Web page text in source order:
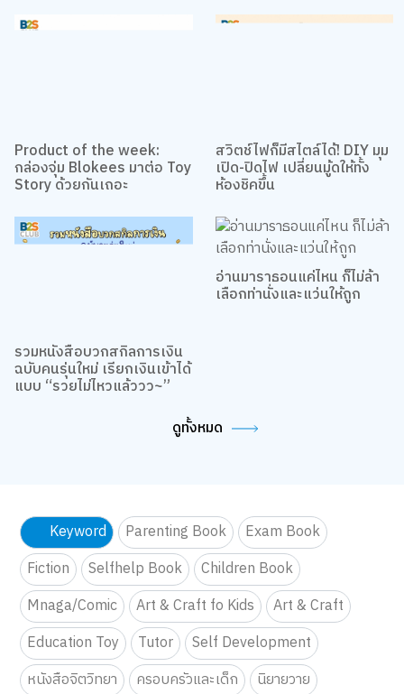
รักได้ด้วย!
Product of the week:
กล่องจุ่ม Blokees มาต่อ Toy
Story ด้วยกันเถอะ
สวิตช์ไฟก็มีสไตล์ได้! DIY มุม
ห้องชิคขึ้น
รวมหนังสือบวกสกิลการเงิน
อ่านมาราธอนแค่ไหน ก็ไม่ล้า
เลือกท่านั่งและแว่นให้ถูก
Keyword Parenting Book
Exam Book
Fiction
Selfhelp Book
Children Book
Mnaga/Comic
Art & Craft fo Kids
Art & Craft
Education Toy
Tutor
Self Development